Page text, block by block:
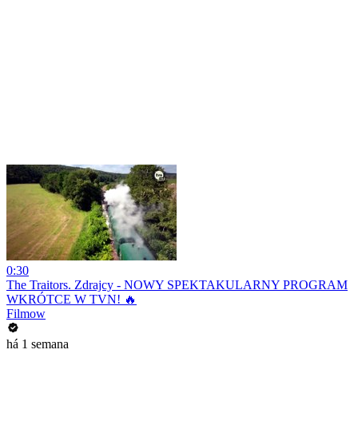
0:30
The Traitors. Zdrajcy - NOWY SPEKTAKULARNY PROGRAM
WKRÓTCE W TVN! 🔥
Filmow
há 1 semana